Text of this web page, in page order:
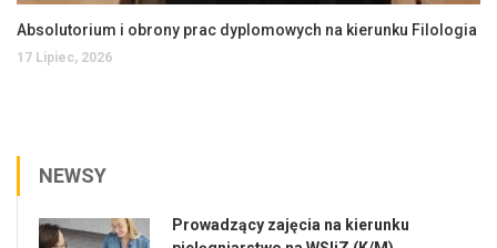
Absolutorium i obrony prac dyplomowych na kierunku Filologia
17 Lipiec, 2026
NEWSY
Prowadzący zajęcia na kierunku